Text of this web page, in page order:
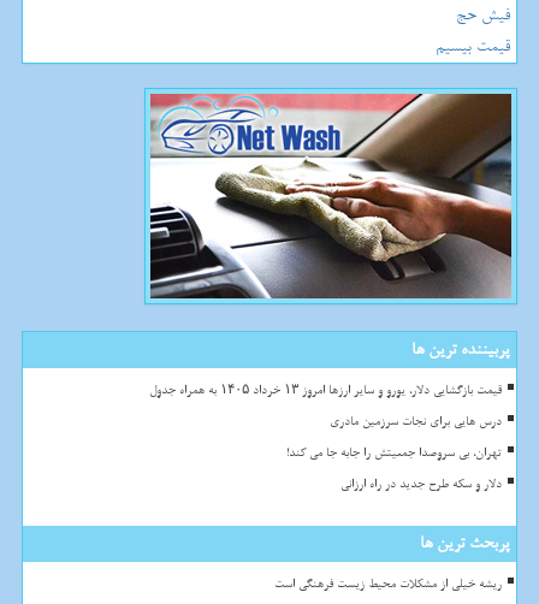
فیش حج
قیمت بیسیم
پربیننده ترین ها
قیمت بازگشایی دلار، یورو و سایر ارزها امروز ۱۳ خرداد ۱۴۰۵ به همراه جدول
درس هایی برای نجات سرزمین مادری
تهران، بی سروصدا جمعیتش را جابه جا می کند!
دلار و سکه طرح جدید در راه ارزانی
پربحث ترین ها
ریشه خیلی از مشکلات محیط زیست فرهنگی است